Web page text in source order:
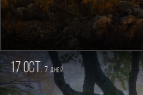
17 oct. 7дней